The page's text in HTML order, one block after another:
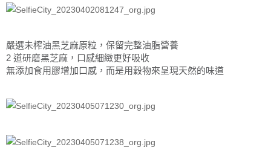
嚴選未榨油黑芝麻原粒，保留完整油脂營養
2 道研磨黑芝麻，口感細緻更好吸收
無添加食用膠增加口感，而是用穀物來呈現天然的味道